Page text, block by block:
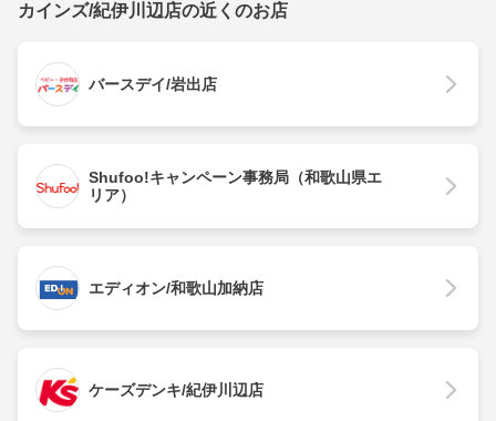
カインズ/紀伊川辺店の近くのお店
バースデイ/岩出店
Shufoo!キャンペーン事務局（和歌山県エ
リア）
エディオン/和歌山加納店
ケーズデンキ/紀伊川辺店